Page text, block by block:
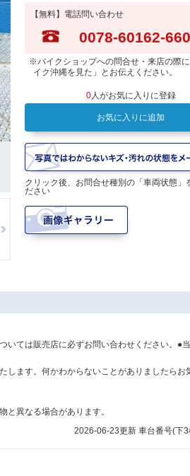
【無料】電話問い合わせ
0078-60162-
※バイクショップへの問合せ・来店の際
イク沖縄を見た」とお伝えください。
0人がお気に入りに登録
お気に入りに追加
クリック後、お問合せ種別の「車両状態」
ださい
いては販売店に必ずお問い合わせください。●
します。何かわからないことがありましたらお
と異なる場合があります。
2026-06-23更新 車台番号(下3